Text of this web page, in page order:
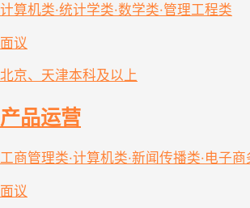
计算机类·统计学类·数学类·管理工程类
面议
北京、天津本科及以上
产品运营
工商管理类·计算机类·新闻传播类·电子
面议